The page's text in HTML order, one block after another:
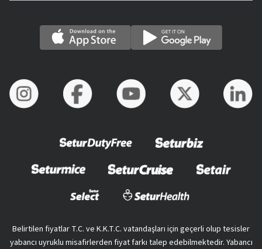
Belirtilen fiyatlar T.C. ve K.K.T.C. vatandaşları için geçerli olup tesisler
yabancı uyruklu misafirlerden fiyat farkı talep edebilmektedir. Yabancı